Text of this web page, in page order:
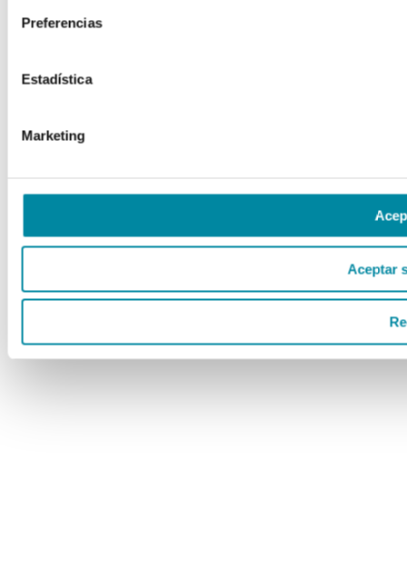
Preferencias
Estadística
Marketing
Aceptar